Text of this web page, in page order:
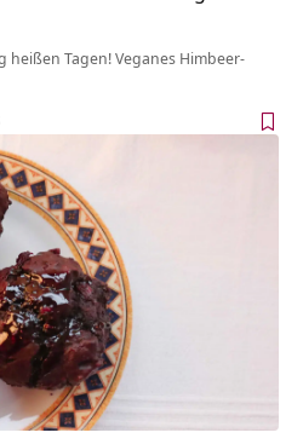
Tagen! Veganes Himbeer-